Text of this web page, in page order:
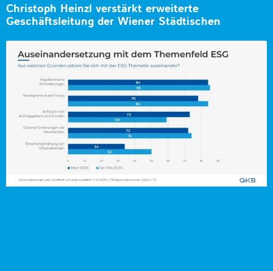
Christoph Heinzl verstärkt erweiterte
Geschäftsleitung der Wiener Städtischen